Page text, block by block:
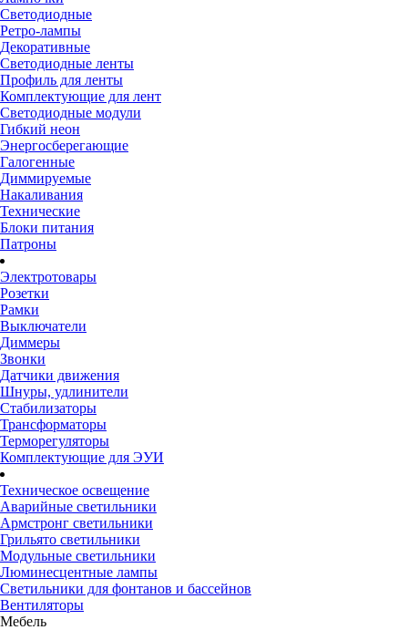
Светодиодные
Ретро-лампы
Декоративные
Светодиодные ленты
Профиль для ленты
Комплектующие для лент
Светодиодные модули
Гибкий неон
Энергосберегающие
Галогенные
Диммируемые
Накаливания
Технические
Блоки питания
Патроны
Электротовары
Розетки
Рамки
Выключатели
Диммеры
Звонки
Датчики движения
Шнуры, удлинители
Стабилизаторы
Трансформаторы
Терморегуляторы
Комплектующие для ЭУИ
Техническое освещение
Аварийные светильники
Армстронг светильники
Грильято светильники
Модульные светильники
Люминесцентные лампы
Светильники для фонтанов и бассейнов
Вентиляторы
Мебель